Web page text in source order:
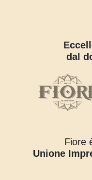
dal
Fiore
Unione